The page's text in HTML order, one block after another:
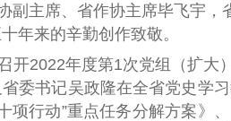
副主席、省作协主席毕飞宇
年来的辛勤创作致敬。
开2022年度第1次党组（扩大
省委书记吴政隆在全省党史学
项行动”重点任务分解方案》 、